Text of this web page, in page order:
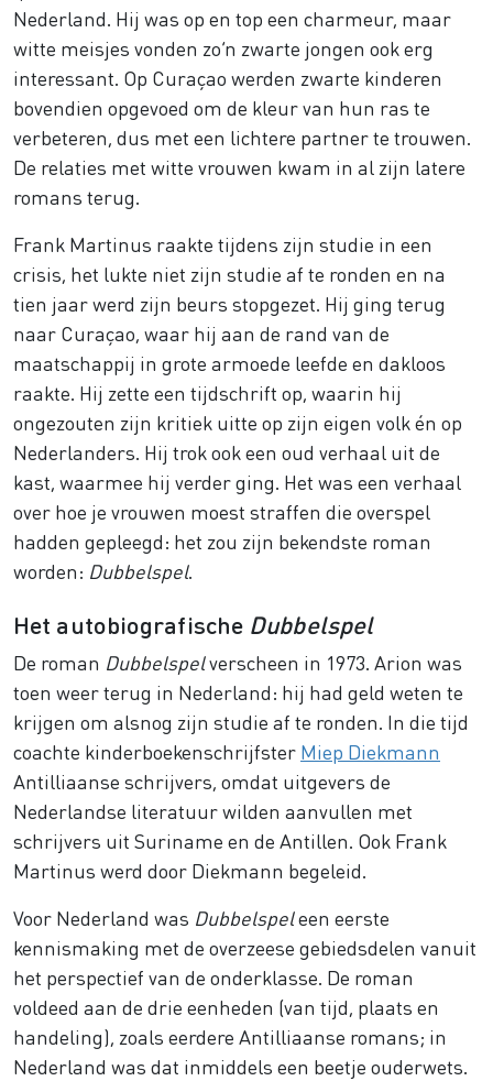
Nederland. Hij was op en top een charmeur, maar
witte meisjes vonden zo’n zwarte jongen ook erg
interessant. Op Curaçao werden zwarte kinderen
bovendien opgevoed om de kleur van hun ras te
verbeteren, dus met een lichtere partner te trouwen.
De relaties met witte vrouwen kwam in al zijn latere
romans terug.
Frank Martinus raakte tijdens zijn studie in een
crisis, het lukte niet zijn studie af te ronden en na
tien jaar werd zijn beurs stopgezet. Hij ging terug
naar Curaçao, waar hij aan de rand van de
maatschappij in grote armoede leefde en dakloos
raakte. Hij zette een tijdschrift op, waarin hij
ongezouten zijn kritiek uitte op zijn eigen volk én op
Nederlanders. Hij trok ook een oud verhaal uit de
kast, waarmee hij verder ging. Het was een verhaal
over hoe je vrouwen moest straffen die overspel
hadden gepleegd: het zou zijn bekendste roman
worden: Dubbelspel.
Het autobiografische Dubbelspel
De roman Dubbelspelverscheen in 1973. Arion was
toen weer terug in Nederland: hij had geld weten te
krijgen om alsnog zijn studie af te ronden. In die tijd
coachte kinderboekenschrijfster Miep Diekmann
Antilliaanse schrijvers, omdat uitgevers de
Nederlandse literatuur wilden aanvullen met
schrijvers uit Suriname en de Antillen. Ook Frank
Martinus werd door Diekmann begeleid.
Voor Nederland was Dubbelspeleen eerste
kennismaking met de overzeese gebiedsdelen vanuit
het perspectief van de onderklasse. De roman
voldeed aan de drie eenheden (van tijd, plaats en
handeling), zoals eerdere Antilliaanse romans; in
Nederland was dat inmiddels een beetje ouderwets.